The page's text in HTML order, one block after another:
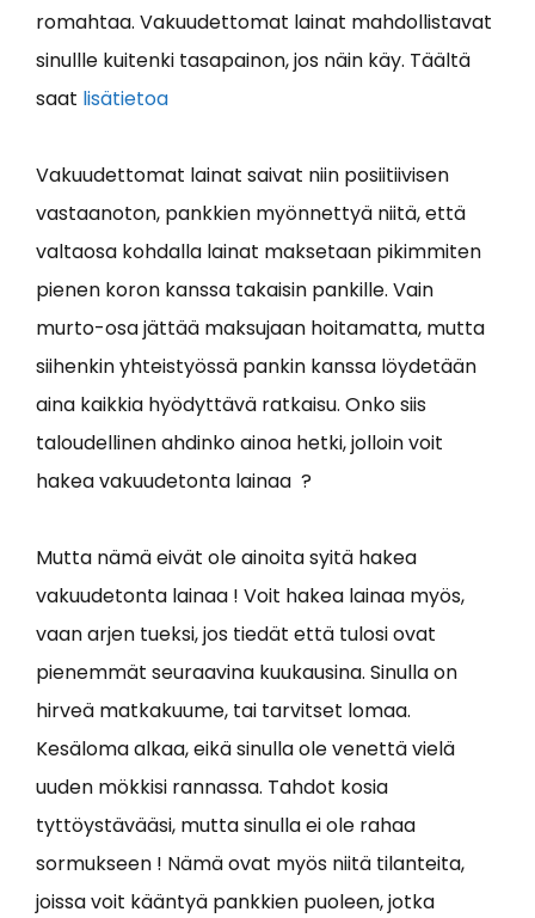
romahtaa. Vakuudettomat lainat mahdollistavat
sinullle kuitenki tasapainon, jos näin käy. Täältä
saat lisätietoa
Vakuudettomat lainat saivat niin posiitiivisen
vastaanoton, pankkien myönnettyä niitä, että
valtaosa kohdalla lainat maksetaan pikimmiten
pienen koron kanssa takaisin pankille. Vain
murto-osa jättää maksujaan hoitamatta, mutta
siihenkin yhteistyössä pankin kanssa löydetään
aina kaikkia hyödyttävä ratkaisu. Onko siis
taloudellinen ahdinko ainoa hetki, jolloin voit
hakea vakuudetonta lainaa ?
Mutta nämä eivät ole ainoita syitä hakea
vakuudetonta lainaa ! Voit hakea lainaa myös,
vaan arjen tueksi, jos tiedät että tulosi ovat
pienemmät seuraavina kuukausina. Sinulla on
hirveä matkakuume, tai tarvitset lomaa.
Kesäloma alkaa, eikä sinulla ole venettä vielä
uuden mökkisi rannassa. Tahdot kosia
tyttöystävääsi, mutta sinulla ei ole rahaa
sormukseen ! Nämä ovat myös niitä tilanteita,
joissa voit kääntyä pankkien puoleen, jotka